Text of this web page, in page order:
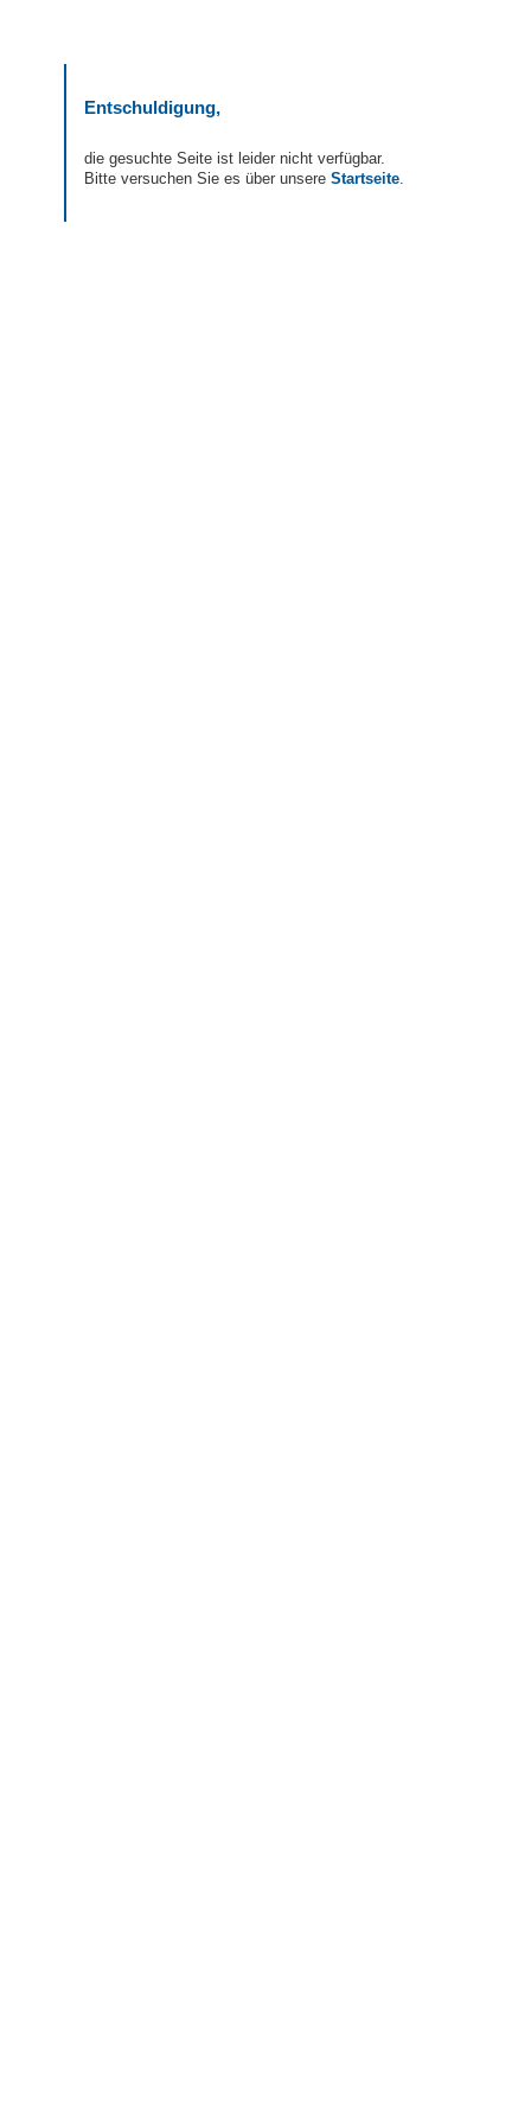
Entschuldigung,
die gesuchte Seite ist leider nicht verfügbar.
Bitte versuchen Sie es über unsereStartseite